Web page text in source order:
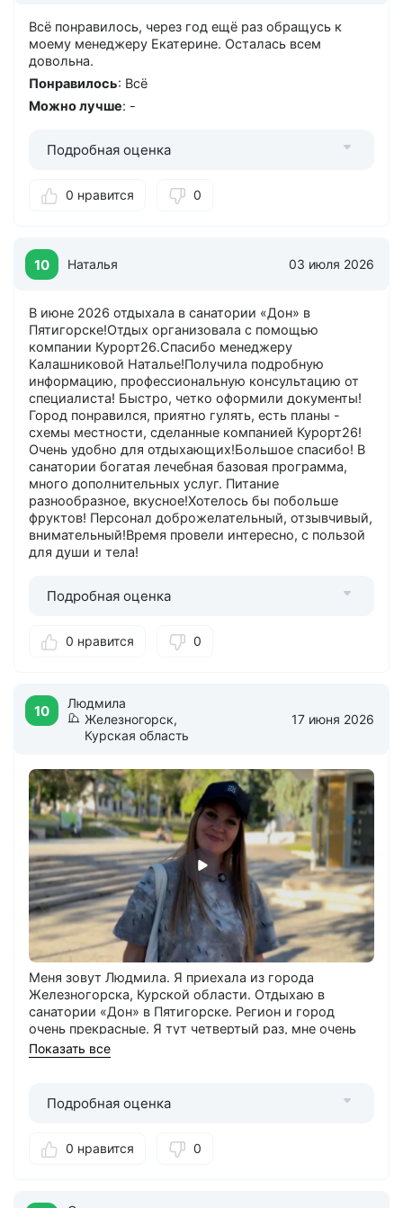
Всё понравилось, через год ещё раз обращусь к
моему менеджеру Екатерине. Осталась всем
довольна.
Понравилось: Всё
Можно лучше: -
Подробная оценка
0 нравится 0
10 Наталья 03 июля 2026
В июне 2026 отдыхала в санатории «Дон» в
Пятигорске!Отдых организовала с помощью
компании Курорт26.Спасибо менеджеру
Калашниковой Наталье!Получила подробную
информацию, профессиональную консультацию от
специалиста! Быстро, четко оформили документы!
Город понравился, приятно гулять, есть планы -
схемы местности, сделанные компанией Курорт26!
Очень удобно для отдыхающих!Большое спасибо! В
санатории богатая лечебная базовая программа,
много дополнительных услуг. Питание
разнообразное, вкусное!Хотелось бы побольше
фруктов! Персонал доброжелательный, отзывчивый,
внимательный!Время провели интересно, с пользой
для души и тела!
Подробная оценка
0 нравится 0
10
Людмила
Железногорск,
Курская область
17 июня 2026
Меня зовут Людмила. Я приехала из города
Железногорска, Курской области. Отдыхаю в
санатории «Дон» в Пятигорске. Регион и город
очень прекрасные. Я тут четвертый раз, мне очень
нравится. Кисловодск тоже ничего, но мне по душе
Пятигорск, потому что он более молодёжный, более
кафешек, прогуляться всегда есть куда, вниз-вверх.
Драйв такой, очень. Я выбрала этот санаторий по
полюбился (до этого отдыхала в «Руно» два раза).
этого слышала, что обновляли. Комната комфортная
Показать все
Подробная оценка
0 нравится 0